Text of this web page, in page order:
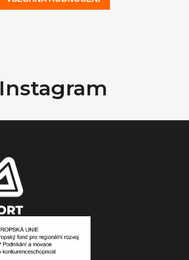
Instagram